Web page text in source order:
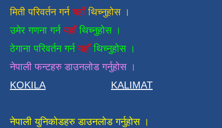
मिती परिवर्तन गर्न यहाँ थिच्नुहोस ।
उमेर गणना गर्नयहाँथिच्नुहोस ।
ठेगाना परिवर्तन गर्नयहाँ थिच्नुहोस ।
नेपाली फन्टहरु डाउनलोड गर्नुहोस ।
KOKILA
KALIMAT
नेपाली युनिकोडहरु डाउनलोड गर्नुहोस ।